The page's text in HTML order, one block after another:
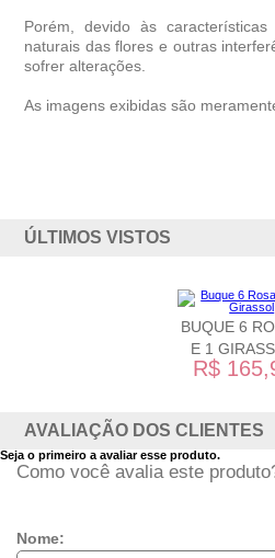
Porém, devido às
naturais das flores e outras
sofrer alterações.
As imagens exibidas são
ÚLTIMOS VISTOS
BUQUE 6
E 1
R$
AVALIAÇÃO DOS CLIENTES
Seja o primeiro a avaliar esse produto.
Como você avalia este
Nome: